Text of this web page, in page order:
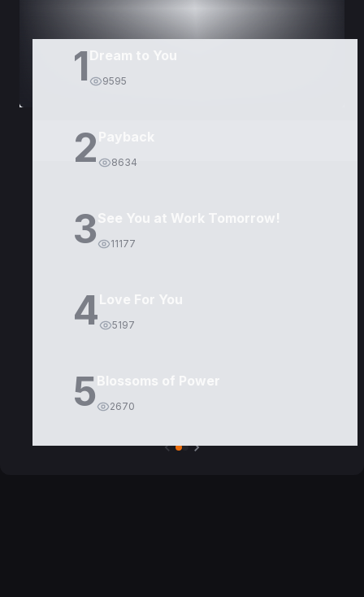
1 9595
2 8634
3See You at Work Tomorrow!
11177
4Love For You
5197
5Blossoms of Power
2670